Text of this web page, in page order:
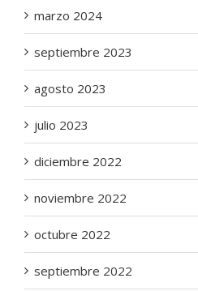
marzo 2024
septiembre 2023
agosto 2023
julio 2023
diciembre 2022
noviembre 2022
octubre 2022
septiembre 2022